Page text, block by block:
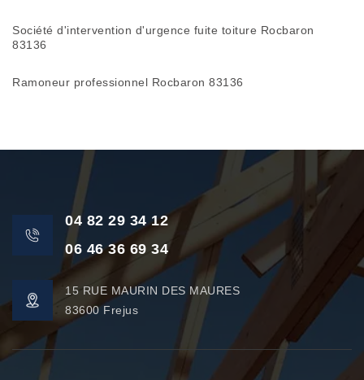
Société d'intervention d'urgence fuite toiture Rocbaron
83136
Ramoneur professionnel Rocbaron 83136
04 82 29 34 12
06 46 36 69 34
15 RUE MAURIN DES MAURES
83600 Frejus